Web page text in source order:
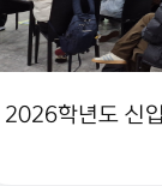
2026학년도 신